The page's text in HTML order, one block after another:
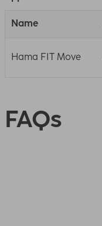
Name
Hama FIT Move
FAQs